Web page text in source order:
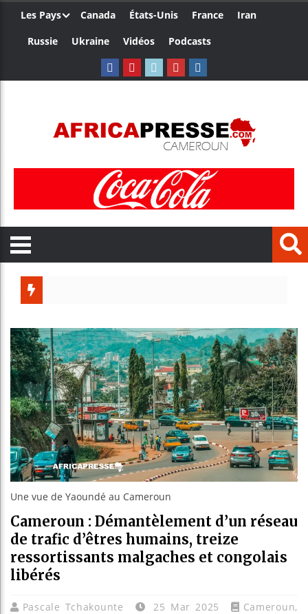
Les Pays Canada États-Unis France
Iran
Russie
Ukraine Vidéos Podcasts
Guinée :
Réforme
Bénin :
Une vue de Yaoundé au Cameroun
Cameroun : Démantèlement d’un réseau
de trafic d’êtres humains, treize
ressortissants malgaches et congolais
libérés
Pascale Tchakounte 25 Mar 2025 Cameroun,